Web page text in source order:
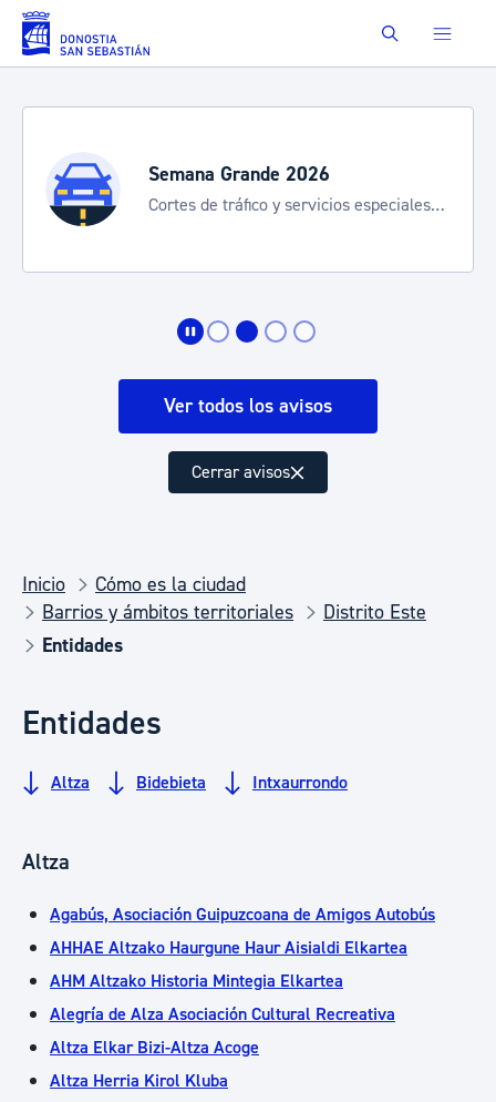
Saltar al contenido principal Buscar
Semana Grande 2026
Cortes de tráfico y servicios especiales
Ver todos los avisos
Cerrar avisos
Inicio
Cómo es la ciudad
Barrios y ámbitos territoriales
Distrito Este
Entidades
Entidades
Altza Bidebieta Intxaurrondo
Altza
Agabús, Asociación Guipuzcoana de Amigos Autobús
AHHAE Altzako Haurgune Haur Aisialdi Elkartea
AHM Altzako Historia Mintegia Elkartea
Alegría de Alza Asociación Cultural Recreativa
Altza Elkar Bizi-Altza Acoge
Altza Herria Kirol Kluba